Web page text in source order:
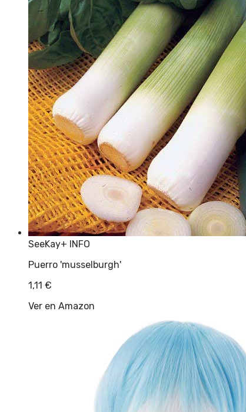
SeeKay+ INFO
Puerro 'musselburgh'
1,11 €
Ver en Amazon